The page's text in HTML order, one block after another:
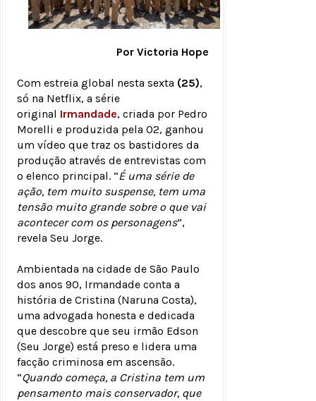
Por Victoria Hope
Com estreia global nesta sexta (25),
só na Netflix, a série
original Irmandade, criada por Pedro
Morelli e produzida pela O2, ganhou
um vídeo que traz os bastidores da
produção através de entrevistas com
o elenco principal. “É uma série de
ação, tem muito suspense, tem uma
tensão muito grande sobre o que vai
acontecer com os personagens”,
revela Seu Jorge.
Ambientada na cidade de São Paulo
dos anos 90, Irmandade conta a
história de Cristina (Naruna Costa),
uma advogada honesta e dedicada
que descobre que seu irmão Edson
(Seu Jorge) está preso e lidera uma
facção criminosa em ascensão.
“Quando começa, a Cristina tem um
pensamento mais conservador, que